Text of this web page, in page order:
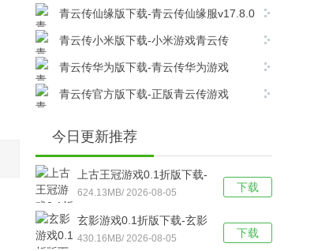
v17.8.0安卓版下载
青云传仙缘版下载-青云传仙缘服v17.8.0
安卓版下载
青云传小米版下载-小米游戏青云传
v17.8.0安卓版下载
青云传华为版下载-青云传华为游戏
v17.8.0安卓版下载
青云传官方版下载-正版青云传游戏
今日更新推荐
下载
上古王冠游戏0.1折版下载-
上古王冠(0.1折官方正版)
福利版 v1.0安卓版下载
624.13MB/ 2026-08-05
下载
玄影游戏0.1折版下载-玄影
（0.1折盗帅送真充）手游
430.16MB/ 2026-08-05